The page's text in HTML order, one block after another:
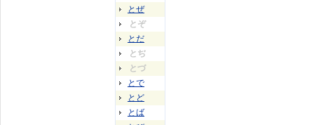
とぜ
とぞ
とだ
とぢ
とづ
とで
とど
とば